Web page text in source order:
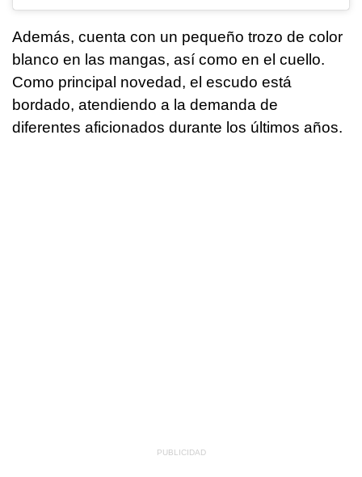
Además, cuenta con un pequeño trozo de color
blanco en las mangas, así como en el cuello.
Como principal novedad, el escudo está
bordado, atendiendo a la demanda de
diferentes aficionados durante los últimos años.